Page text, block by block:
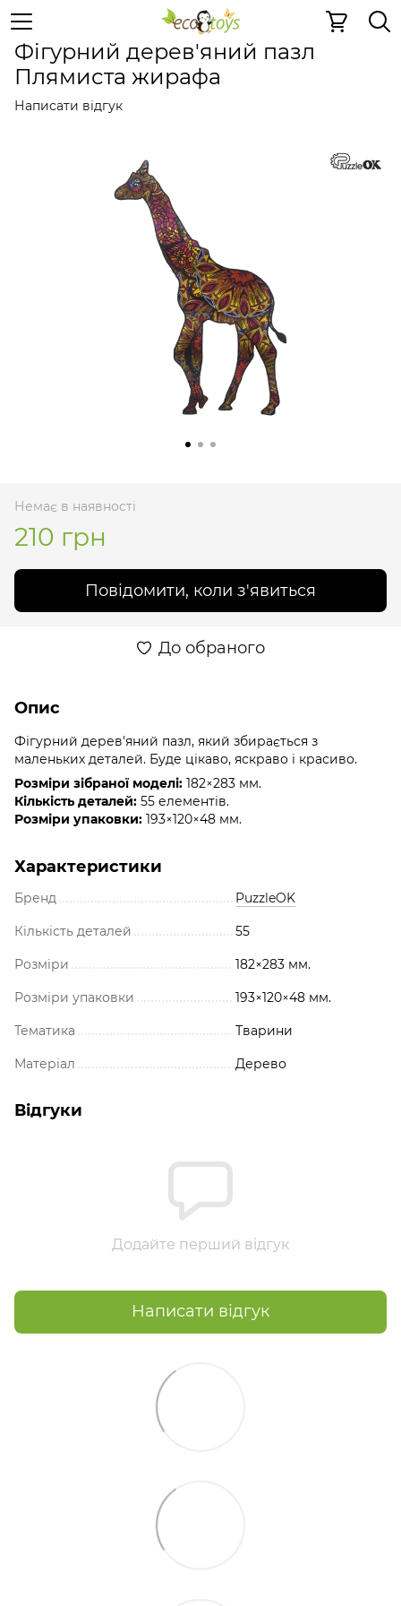
Дерев'яні 2D пазли Дерев'яні 2D
Фігурний дерев'яний пазл
Плямиста жирафа
Написати відгук
Немає в наявності
210 грн
Повідомити, коли з'явиться
До обраного
Опис
Фігурний дерев'яний пазл, який збирається з
маленьких деталей. Буде цікаво, яскраво і красиво.
Розміри зібраної моделі: 182×283 мм.
Кількість деталей: 55 елементів.
Розміри упаковки: 193×120×48 мм.
Характеристики
Бренд PuzzleOK
Кількість деталей 55
Розміри 182×283 мм.
Розміри упаковки 193×120×48 мм.
Тематика Тварини
Матеріал Дерево
Відгуки
Додайте перший відгук
Написати відгук